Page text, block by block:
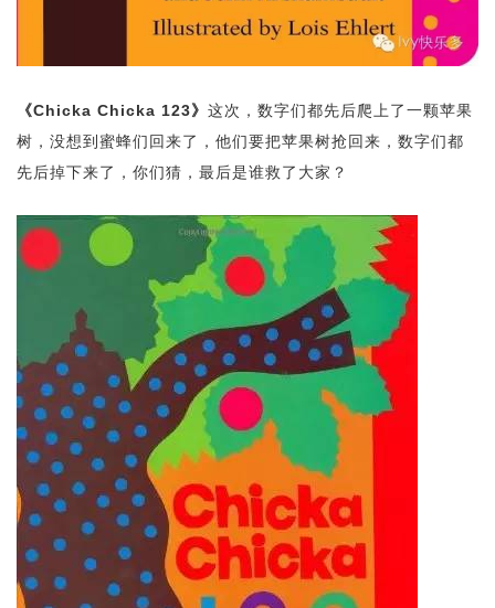
《Chicka Chicka 123》 这次，数字们都先后爬上了一颗苹果
树，没想到蜜蜂们回来了，他们要把苹果树抢回来，数字们都
先后掉下来了，你们猜，最后是谁救了大家？